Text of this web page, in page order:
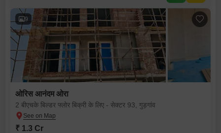
9
ओरिस आनंदम ओरा
2 बीएचके बिल्डर फ्लोर बिक्री के लिए - सेक्टर 93, गुड़गांव
₹ 1.3 Cr